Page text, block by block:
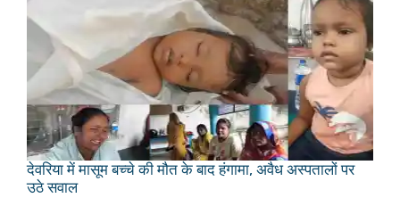
देवरिया में मासूम बच्चे की मौत के बाद हंगामा, अवैध अस्पतालों पर
उठे सवाल